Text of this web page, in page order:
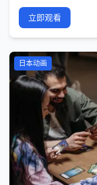
立即观看
日本动画